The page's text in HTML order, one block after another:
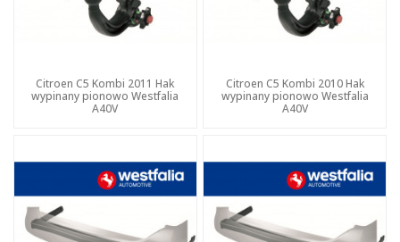
Citroen C5 Kombi 2011 Hak
wypinany pionowo Westfalia
A40V
Citroen C5 Kombi 2010 Hak
wypinany pionowo Westfalia
A40V